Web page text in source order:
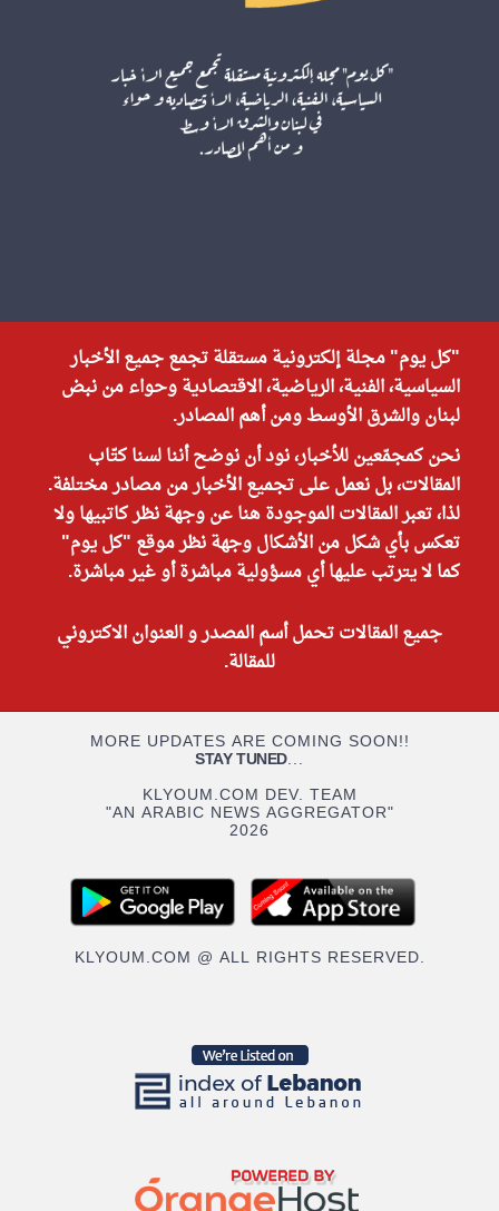
"كل يوم" مجلة إلكترونية مستقلة تجمع جميع الأخبار
السياسية، الفنية، الرياضية، الاقتصادية وحواء من نبض
لبنان والشرق الأوسط ومن أهم المصادر.
نحن كمجمّعين للأخبار، نود أن نوضح أننا لسنا كتّاب
المقالات، بل نعمل على تجميع الأخبار من مصادر مختلفة.
لذا، تعبر المقالات الموجودة هنا عن وجهة نظر كاتبيها ولا
تعكس بأي شكل من الأشكال وجهة نظر موقع "كل يوم"
كما لا يترتب عليها أي مسؤولية مباشرة أو غير مباشرة.
جميع المقالات تحمل أسم المصدر و العنوان الاكتروني
للمقالة.
MORE UPDATES ARE COMING SOON!!
STAY TUNED...
KLYOUM.COM DEV. TEAM
"AN ARABIC NEWS AGGREGATOR"
2026
KLYOUM.COM @ ALL RIGHTS RESERVED.